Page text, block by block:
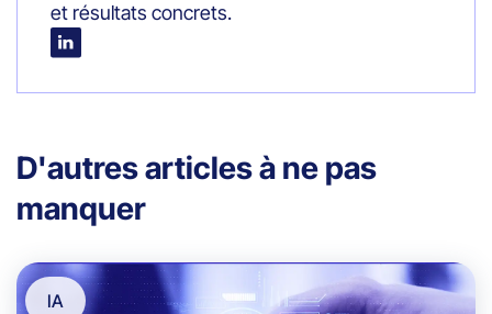
et résultats concrets.
D'autres articles à ne pas
manquer
IA